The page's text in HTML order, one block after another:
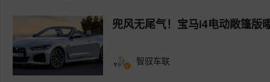
兜风无尾气！宝马i4电动敞篷版
智驭车联